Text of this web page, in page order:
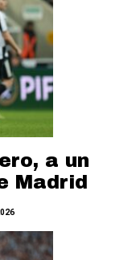
a un
Madrid